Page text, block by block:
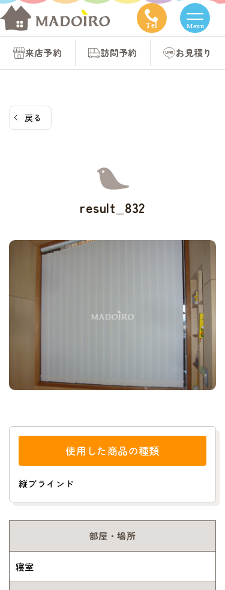
コ
ン
Tel Menu
来店予約 訪問予約 お見積り
戻る
result_832
使用した商品の種類
縦ブラインド
部屋・場所
寝室